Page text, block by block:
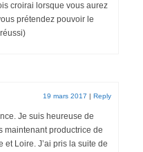
croirai lorsque vous aurez
prétendez pouvoir le
19 mars 2017 | Reply
Je suis heureuse de
maintenant productrice de
Loire. J’ai pris la suite de